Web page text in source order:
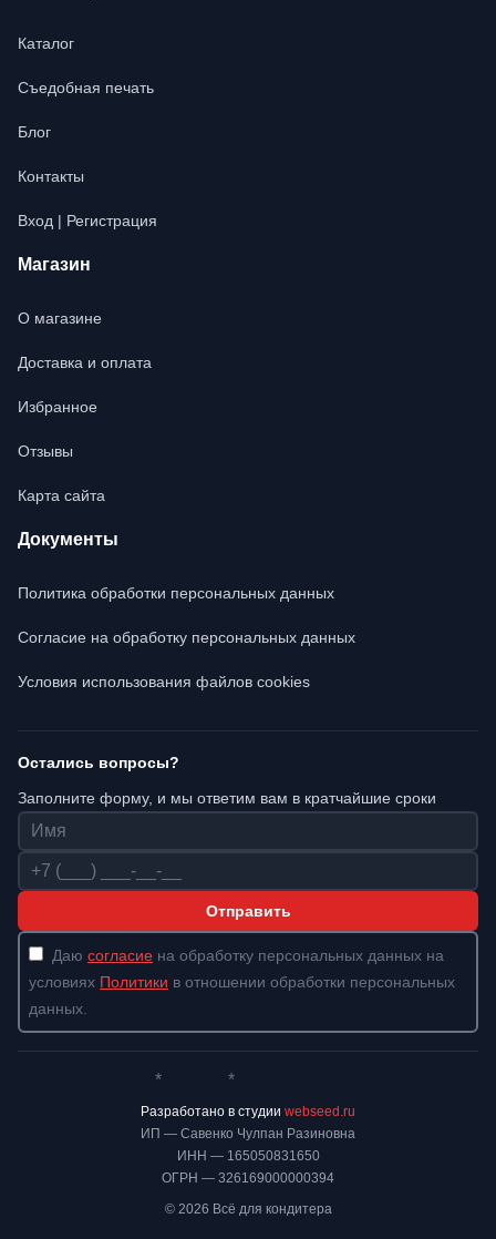
Каталог
Съедобная печать
Блог
Контакты
Вход | Регистрация
Магазин
О магазине
Доставка и оплата
Избранное
Отзывы
Карта сайта
Документы
Политика обработки персональных данных
Согласие на обработку персональных данных
Условия использования файлов cookies
Остались вопросы?
Заполните форму, и мы ответим вам в кратчайшие сроки
Имя
Телефон
Отправить
Даю согласие на обработку персональных данных на
условиях Политики в отношении обработки персональных
данных.
ИП — Савенко Чулпан Разиновна
ИНН — 165050831650
ОГРН — 326169000000394
© 2026 Всё для кондитера
* *
Разработано в студии webseed.ru